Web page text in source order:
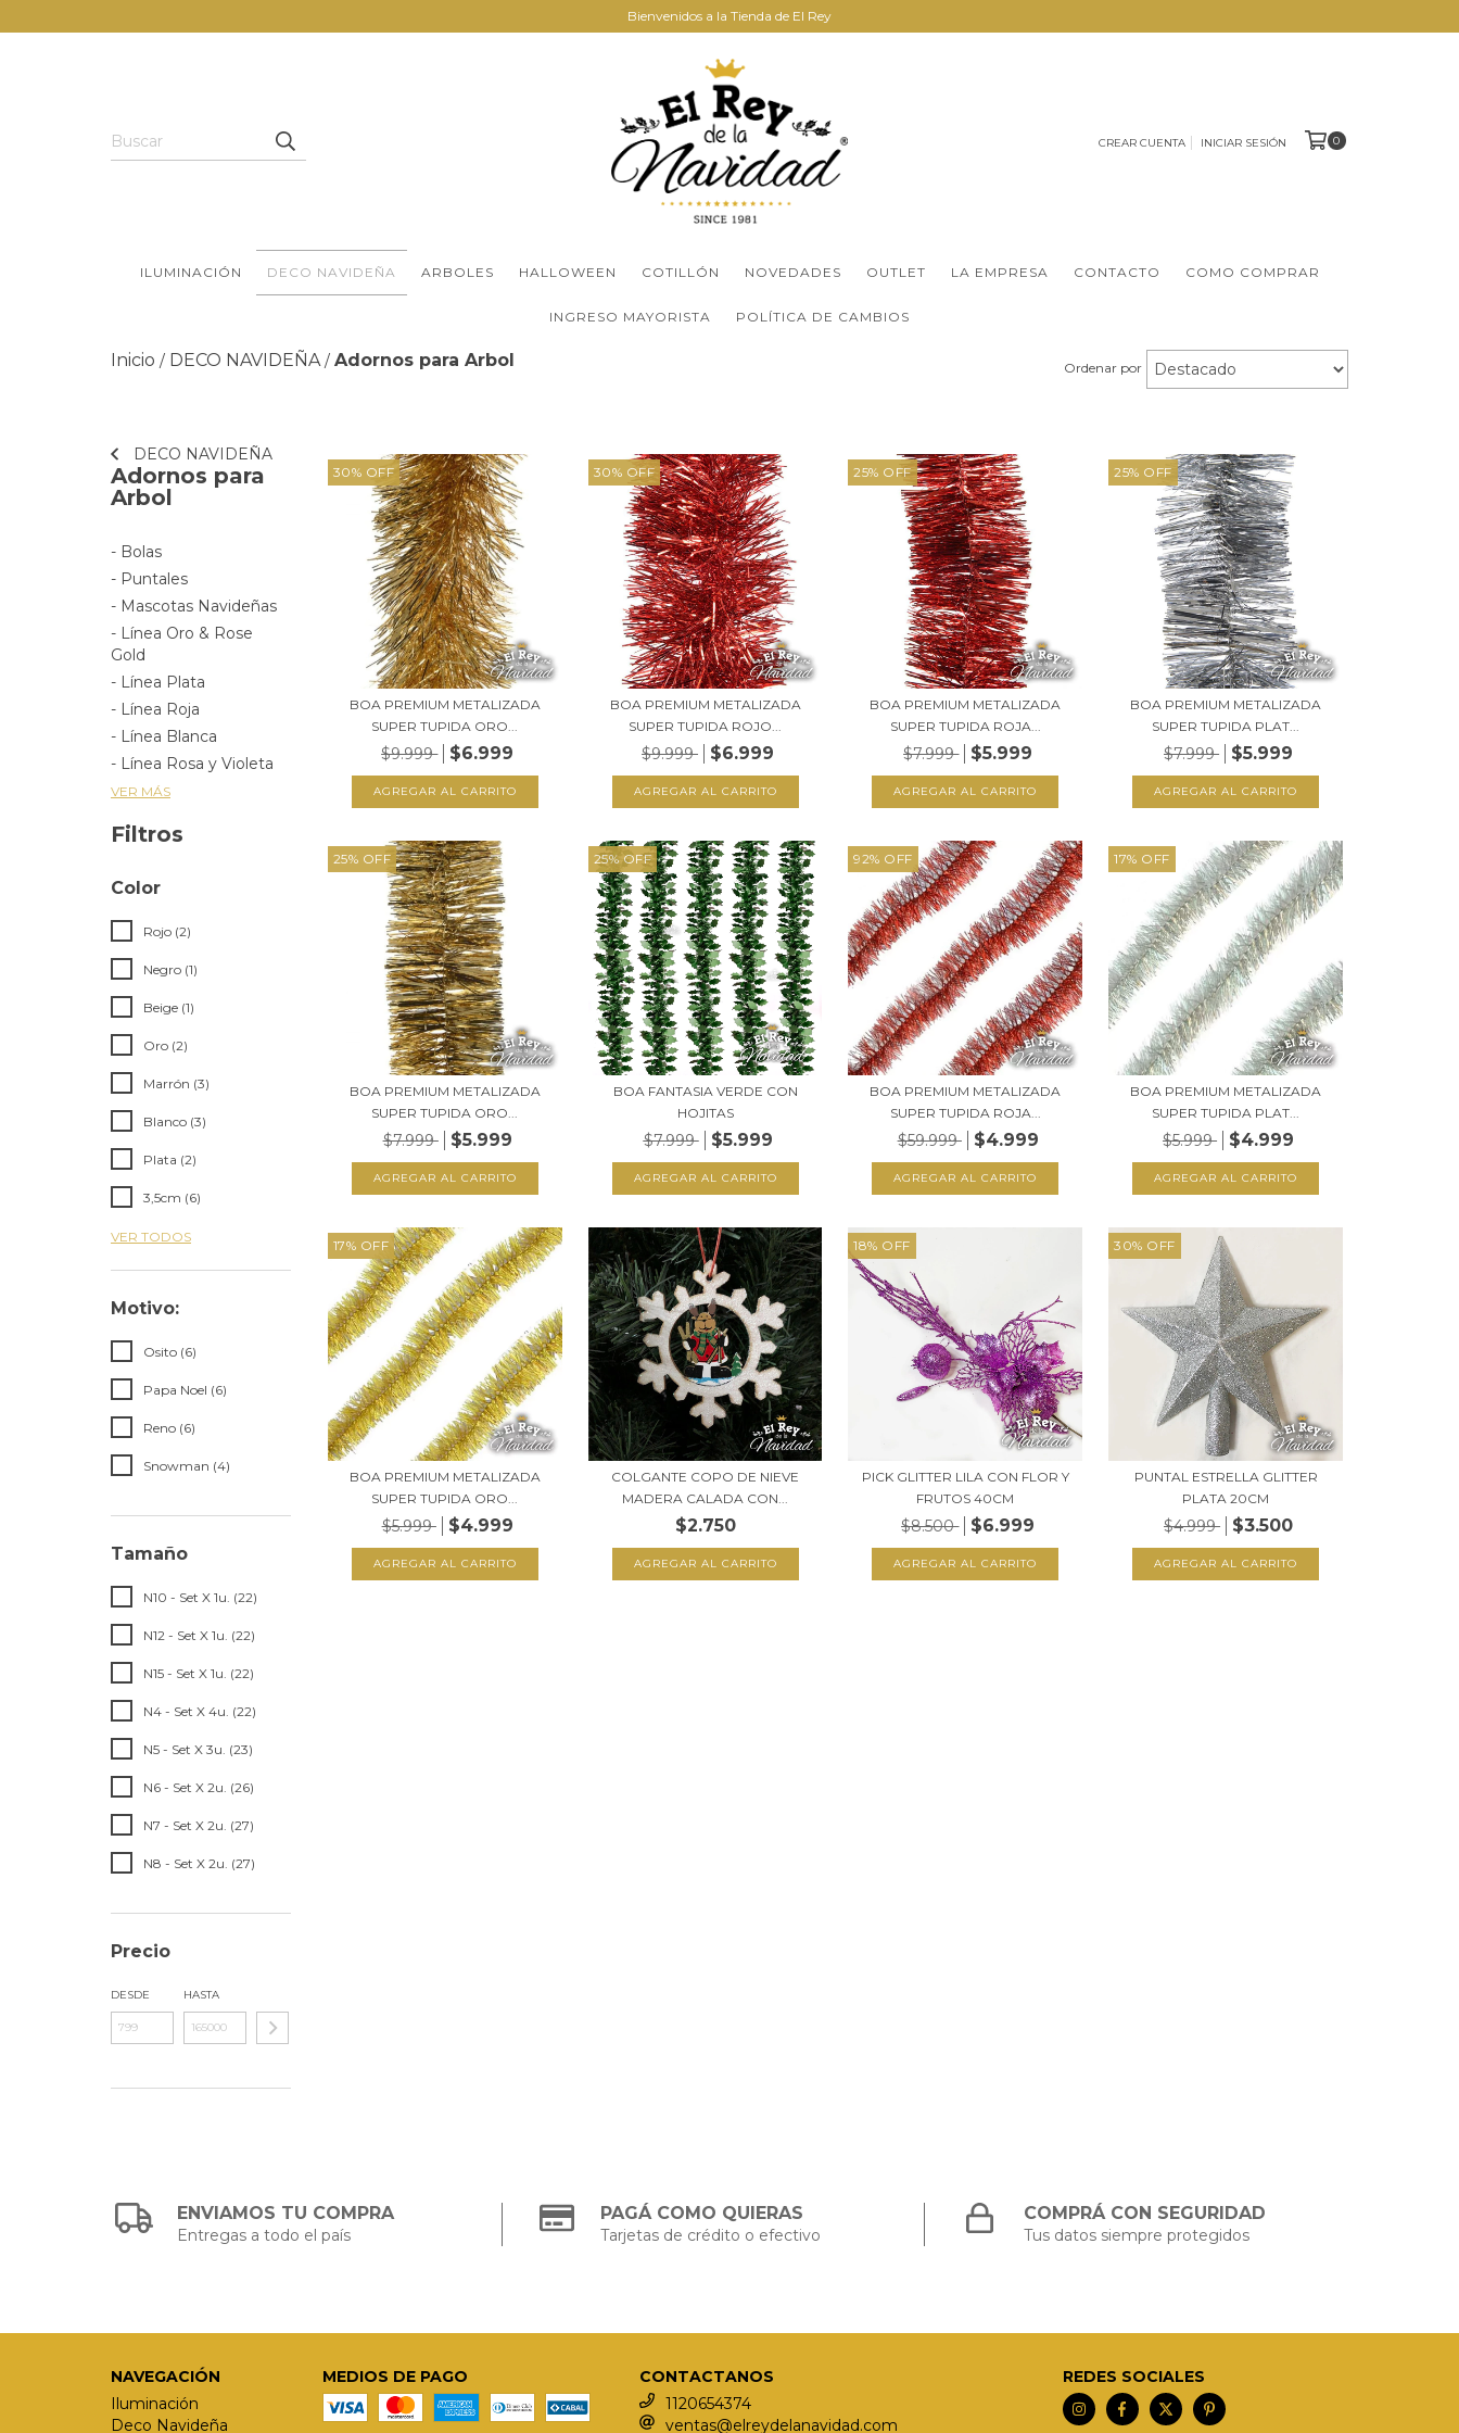
Bienvenidos a la Tienda de El Rey
CREAR CUENTA INICIAR SESIÓN 0
ILUMINACIÓN DECO NAVIDEÑA ARBOLES HALLOWEEN COTILLÓN NOVEDADES OUTLET LA EMPRESA CONTACTO COMO COMPRAR
INGRESO MAYORISTA POLÍTICA DE CAMBIOS
Inicio / DECO NAVIDEÑA / Adornos para Arbol Ordenar por
DECO NAVIDEÑA
Adornos para
Arbol
- Bolas
- Puntales
- Mascotas Navideñas
- Línea Oro & Rose
Gold
- Línea Plata
- Línea Roja
- Línea Blanca
- Línea Rosa y Violeta
VER MÁS
Filtros
Color
Rojo (2)
Negro (1)
Beige (1)
Oro (2)
Marrón (3)
Blanco (3)
Plata (2)
3,5cm (6)
VER TODOS
Motivo:
Osito (6)
Papa Noel (6)
Reno (6)
Snowman (4)
Tamaño
N10 - Set X 1u. (22)
N12 - Set X 1u. (22)
N15 - Set X 1u. (22)
N4 - Set X 4u. (22)
N5 - Set X 3u. (23)
N6 - Set X 2u. (26)
N7 - Set X 2u. (27)
N8 - Set X 2u. (27)
Precio
DESDE HASTA
30% OFF
BOA PREMIUM METALIZADA
SUPER TUPIDA ORO...
$9.999 $6.999
30% OFF
BOA PREMIUM METALIZADA
SUPER TUPIDA ROJO...
$9.999 $6.999
25% OFF
BOA PREMIUM METALIZADA
SUPER TUPIDA ROJA...
$7.999 $5.999
25% OFF
BOA PREMIUM METALIZADA
SUPER TUPIDA PLAT...
$7.999 $5.999
25% OFF
BOA PREMIUM METALIZADA
SUPER TUPIDA ORO...
$7.999 $5.999
25%OFF
BOA FANTASIA VERDE CON
HOJITAS
$7.999 $5.999
92% OFF
BOA PREMIUM METALIZADA
SUPER TUPIDA ROJA...
$59.999 $4.999
17% OFF
BOA PREMIUM METALIZADA
SUPER TUPIDA PLAT...
$5.999 $4.999
17% OFF
BOA PREMIUM METALIZADA
SUPER TUPIDA ORO...
$5.999 $4.999
COLGANTE COPO DE NIEVE
MADERA CALADA CON...
$2.750
18% OFF
PICK GLITTER LILA CON FLOR Y
FRUTOS 40CM
$8.500 $6.999
30% OFF
PUNTAL ESTRELLA GLITTER
PLATA 20CM
$4.999 $3.500
ENVIAMOS TU COMPRA
Entregas a todo el país
PAGÁ COMO QUIERAS
Tarjetas de crédito o efectivo
COMPRÁ CON SEGURIDAD
Tus datos siempre protegidos
NAVEGACIÓN
Iluminación
Deco Navideña
MEDIOS DE PAGO
CONTACTANOS
1120654374
ventas@elreydelanavidad.com
REDES SOCIALES